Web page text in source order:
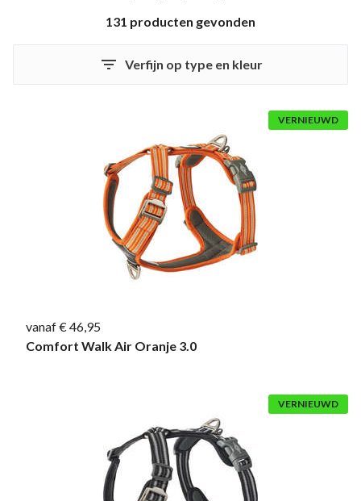
131 producten gevonden
 Verfijn op type en kleur
VERNIEUWD
vanaf € 46,95
Comfort Walk Air Oranje 3.0
VERNIEUWD